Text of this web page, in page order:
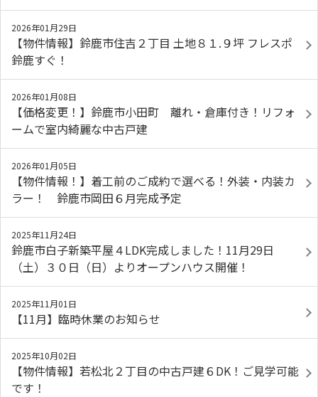
2026年01月29日
【物件情報】鈴鹿市住吉２丁目 土地８１.９坪 フレスポ
鈴鹿すぐ！
2026年01月08日
【価格変更！】鈴鹿市小田町 離れ・倉庫付き！リフォ
ームで室内綺麗な中古戸建
2026年01月05日
【物件情報！】着工前のご成約で選べる！外装・内装カ
ラー！ 鈴鹿市岡田６月完成予定
2025年11月24日
鈴鹿市白子新築平屋４LDK完成しました！11月29日
（土）３０日（日）よりオープンハウス開催！
2025年11月01日
【11月】臨時休業のお知らせ
2025年10月02日
【物件情報】若松北２丁目の中古戸建６DK！ご見学可能
です！